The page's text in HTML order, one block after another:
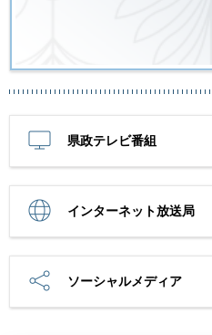
県政テレビ番組
インターネット放送局
ソーシャルメディア